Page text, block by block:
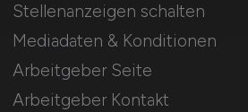
Stellenanzeigen schalten
Mediadaten & Konditionen
Arbeitgeber Seite
Arbeitgeber Kontakt